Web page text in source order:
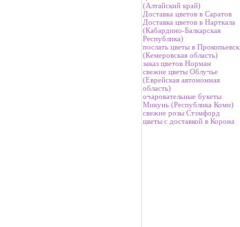
(Алтайский край)
Доставка цветов в Саратов
Доставка цветов в Нарткала
(Кабардино-Балкарская
Республика)
послать цветы в Прокопьевск
(Кемеровская область)
заказ цветов Норман
свежие цветы Облучье
(Еврейская автономная
область)
очаровательные букеты
Микунь (Республика Коми)
свежие розы Стэмфорд
цветы с доставкой в Корона